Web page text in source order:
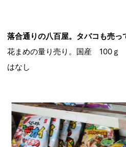
落合通りの八百屋。タバコも売っ
花まめの量り売り。国産 100
はなし